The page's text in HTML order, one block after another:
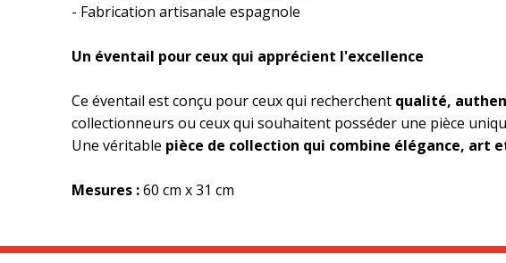
- Fabrication artisanale espagnole
Un éventail pour ceux qui apprécient l'excellence
Ce éventail est conçu pour ceux qui recherchent qualité,
collectionneurs ou ceux qui souhaitent posséder une pièce
Une véritable pièce de collection qui combine élégance, art
Mesures :60 cm x 31 cm